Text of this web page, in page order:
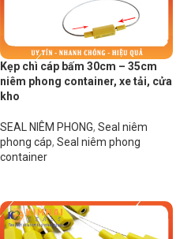
Kẹp chì cáp bấm 30cm – 35cm
niêm phong container, xe tải, cửa
kho
SEAL NIÊM PHONG, Seal niêm
phong cáp, Seal niêm phong
container